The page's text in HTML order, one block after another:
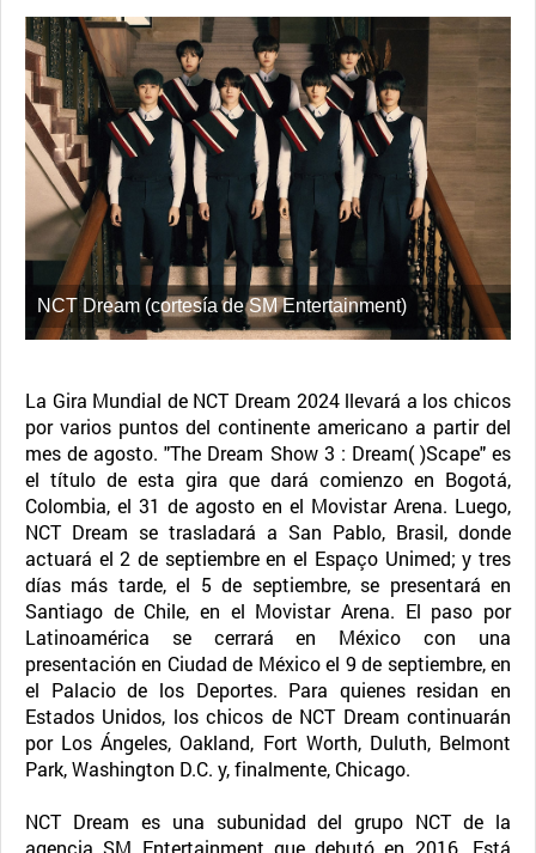
NCT Dream (cortesía de SM Entertainment)
La Gira Mundial de NCT Dream 2024 llevará a los chicos
por varios puntos del continente americano a partir del
mes de agosto. "The Dream Show 3 : Dream( )Scape" es
el título de esta gira que dará comienzo en Bogotá,
Colombia, el 31 de agosto en el Movistar Arena. Luego,
NCT Dream se trasladará a San Pablo, Brasil, donde
actuará el 2 de septiembre en el Espaço Unimed; y tres
días más tarde, el 5 de septiembre, se presentará en
Santiago de Chile, en el Movistar Arena. El paso por
Latinoamérica se cerrará en México con una
presentación en Ciudad de México el 9 de septiembre, en
el Palacio de los Deportes. Para quienes residan en
Estados Unidos, los chicos de NCT Dream continuarán
por Los Ángeles, Oakland, Fort Worth, Duluth, Belmont
Park, Washington D.C. y, finalmente, Chicago.
NCT Dream es una subunidad del grupo NCT de la
agencia SM Entertainment que debutó en 2016. Está